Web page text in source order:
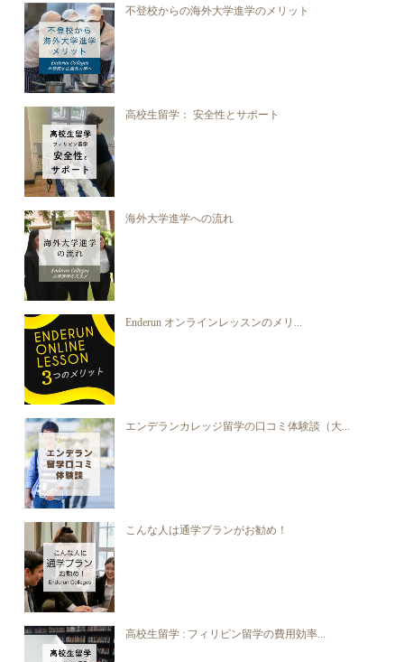
不登校からの海外大学進学のメリット
高校生留学： 安全性とサポート
海外大学進学への流れ
Enderun オンラインレッスンのメリ...
エンデランカレッジ留学の口コミ体験談（大...
こんな人は通学プランがお勧め！
高校生留学 : フィリピン留学の費用効率...